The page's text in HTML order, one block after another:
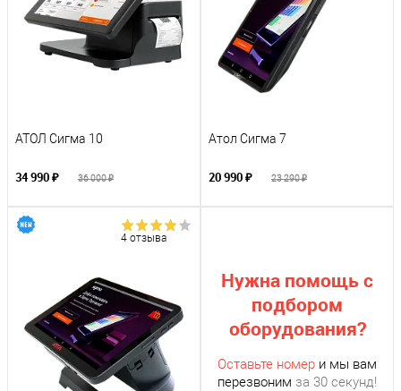
АТОЛ Сигма 10
34 990 ₽ 36 000 ₽
Атол Сигма 7
20 990 ₽ 23 290 ₽
4 отзыва
Нужна помощь с
подбором
оборудования?
Оставьте номер и мы вам
перезвоним за 30 секунд!